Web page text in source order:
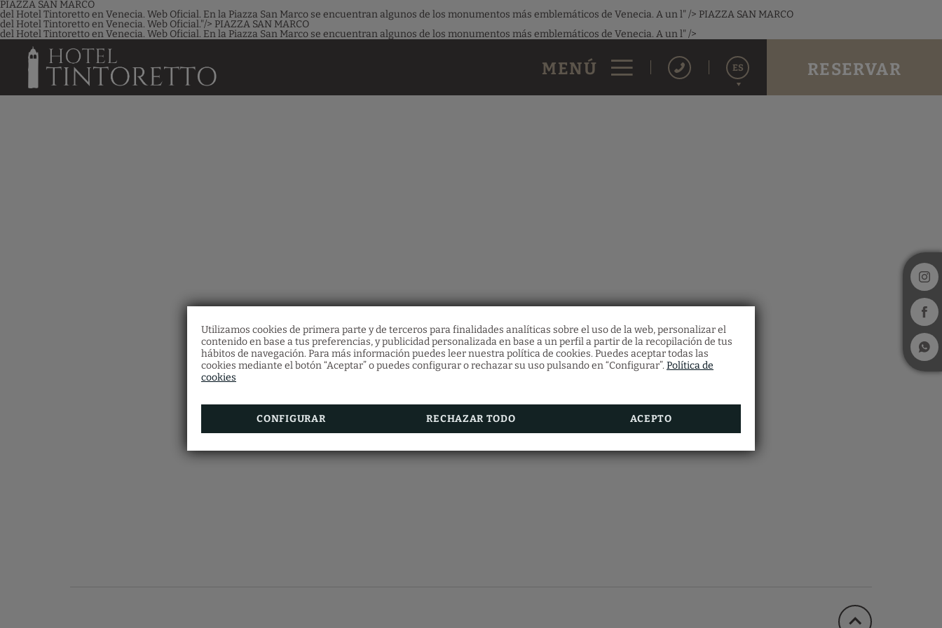
PIAZZA SAN MARCO
del Hotel Tintoretto en Venecia. Web Oficial. En la Piazza San Marco se encuentran algunos de los monumentos más emblemáticos de Venecia. A un l" /> PIAZZA SAN MARCO
del Hotel Tintoretto en Venecia. Web Oficial."/> PIAZZA SAN MARCO
del Hotel Tintoretto en Venecia. Web Oficial. En la Piazza San Marco se encuentran algunos de los monumentos más emblemáticos de Venecia. A un l" />
Utilizamos cookies de primera parte y de terceros para finalidades analíticas sobre el uso de la web, personalizar el
contenido en base a tus preferencias, y publicidad personalizada en base a un perfil a partir de la recopilación de tus
hábitos de navegación. Para más información puedes leer nuestra política de cookies. Puedes aceptar todas las
cookies mediante el botón “Aceptar” o puedes configurar o rechazar su uso pulsando en “Configurar”. Política de
cookies
CONFIGURAR RECHAZAR TODO ACEPTO
MENÚ ES RESERVAR
del Hotel Tintoretto en Venecia. Web Oficial.
Restaurante Santa Fosca
Descubre la gastronomía veneciana en nuestro
Restaurante Ostaria Santa Fosca
donde podrás degustar